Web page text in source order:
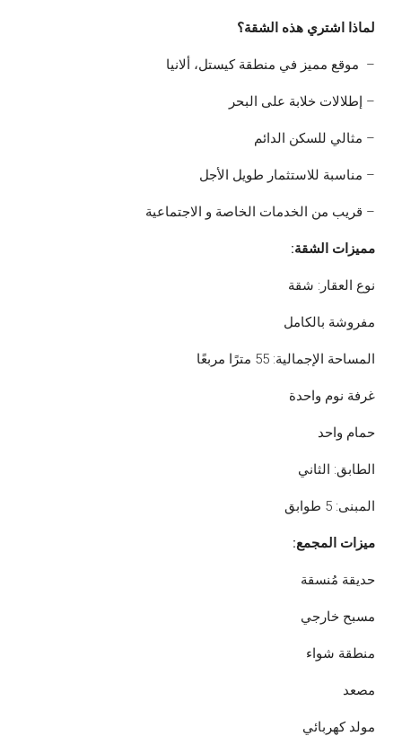
لماذا اشتري هذه الشقة؟
– موقع مميز في منطقة كيستل، ألانيا
– إطلالات خلابة على البحر
– مثالي للسكن الدائم
– مناسبة للاستثمار طويل الأجل
– قريب من الخدمات الخاصة و الاجتماعية
مميزات الشقة:
نوع العقار: شقة
مفروشة بالكامل
المساحة الإجمالية: 55 مترًا مربعًا
غرفة نوم واحدة
حمام واحد
الطابق: الثاني
المبنى: 5 طوابق
ميزات المجمع:
حديقة مُنسقة
مسبح خارجي
منطقة شواء
مصعد
مولد كهربائي